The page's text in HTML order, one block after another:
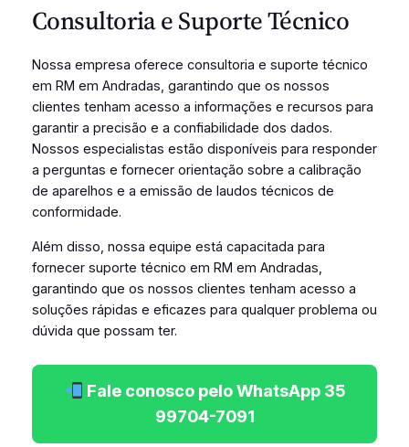
Consultoria e Suporte Técnico
Nossa empresa oferece consultoria e suporte técnico
em RM em Andradas, garantindo que os nossos
clientes tenham acesso a informações e recursos para
garantir a precisão e a confiabilidade dos dados.
Nossos especialistas estão disponíveis para responder
a perguntas e fornecer orientação sobre a calibração
de aparelhos e a emissão de laudos técnicos de
conformidade.
Além disso, nossa equipe está capacitada para
fornecer suporte técnico em RM em Andradas,
garantindo que os nossos clientes tenham acesso a
soluções rápidas e eficazes para qualquer problema ou
dúvida que possam ter.
Fale conosco pelo WhatsApp 35
99704-7091